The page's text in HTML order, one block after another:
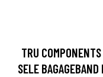
TRU
SELE